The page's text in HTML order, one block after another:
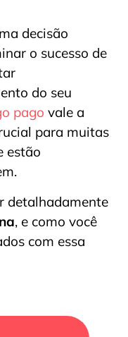
decisão
o sucesso de
do seu
pago vale a
para muitas
estão
detalhadamente
, e como você
com essa